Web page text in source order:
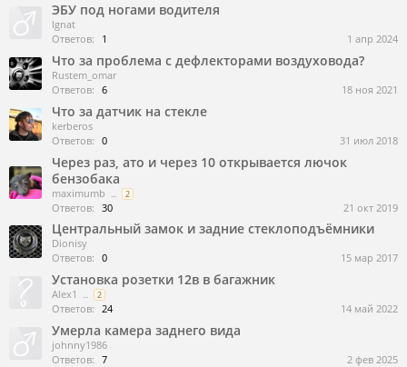
ЭБУ под ногами водителя
Ignat
Ответов:
1 1 апр 2024
Что за проблема с дефлекторами воздуховода?
Rustem_omar
Ответов: 6 18 ноя 2021
Что за датчик на стекле
kerberos
Ответов: 0 31 июл 2018
Через раз, ато и через 10 открывается лючок
бензобака
maximumb ... 2
Ответов: 30 21 окт 2019
Центральный замок и задние стеклоподъёмники
Dionisy
Ответов: 0 15 мар 2017
Установка розетки 12в в багажник
Alex1 ... 2
Ответов: 24 14 май 2022
Умерла камера заднего вида
johnny1986
Ответов: 7 2 фев 2025